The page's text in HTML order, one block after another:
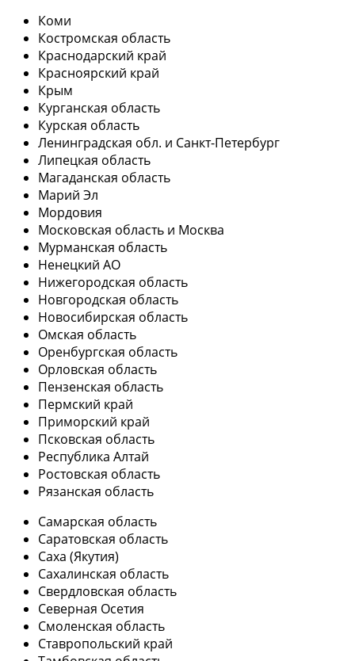
Коми
Костромская область
Краснодарский край
Красноярский край
Крым
Курганская область
Курская область
Ленинградская обл. и Санкт-Петербург
Липецкая область
Магаданская область
Марий Эл
Мордовия
Московская область и Москва
Мурманская область
Ненецкий АО
Нижегородская область
Новгородская область
Новосибирская область
Омская область
Оренбургская область
Орловская область
Пензенская область
Пермский край
Приморский край
Псковская область
Республика Алтай
Ростовская область
Рязанская область
Самарская область
Саратовская область
Саха (Якутия)
Сахалинская область
Свердловская область
Северная Осетия
Смоленская область
Ставропольский край